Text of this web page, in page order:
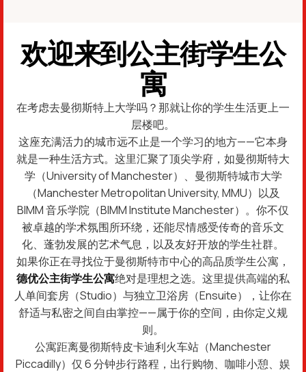
欢迎来到公主街学生公
寓
在考虑去曼彻斯特上大学吗？那就让你的学生生活更上一
层楼吧。
这座充满活力的城市远不止是一个学习的地方——它本身
就是一种生活方式。这里汇聚了顶尖学府，如曼彻斯特大
学（University of Manchester）、曼彻斯特城市大学
（Manchester Metropolitan University, MMU）以及
BIMM 音乐学院（BIMM Institute Manchester）。你不仅
被卓越的学术氛围所环绕，还能尽情感受传奇的音乐文
化、蓬勃发展的艺术气息，以及友好开放的学生社群。
如果你正在寻找位于曼彻斯特市中心的高品质学生公寓，
德优公主街学生公寓绝对是理想之选。这里提供高端的私
人单间套房（Studio）与独立卫浴房（Ensuite），让你在
舒适与私密之间自由掌控——属于你的空间，由你定义规
则。
公寓距离曼彻斯特皮卡迪利火车站（Manchester
Piccadilly）仅 6 分钟步行路程，出行购物、咖啡小憩、娱